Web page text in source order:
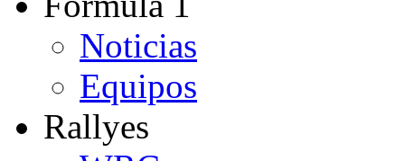
Noticias
Equipos
Rallyes